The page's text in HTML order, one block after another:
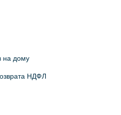
"Доктор Семейный"
на дому
НДФЛ